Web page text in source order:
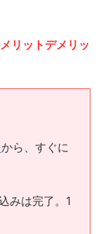
リットデメリッ
から、すぐに
みは完了。1